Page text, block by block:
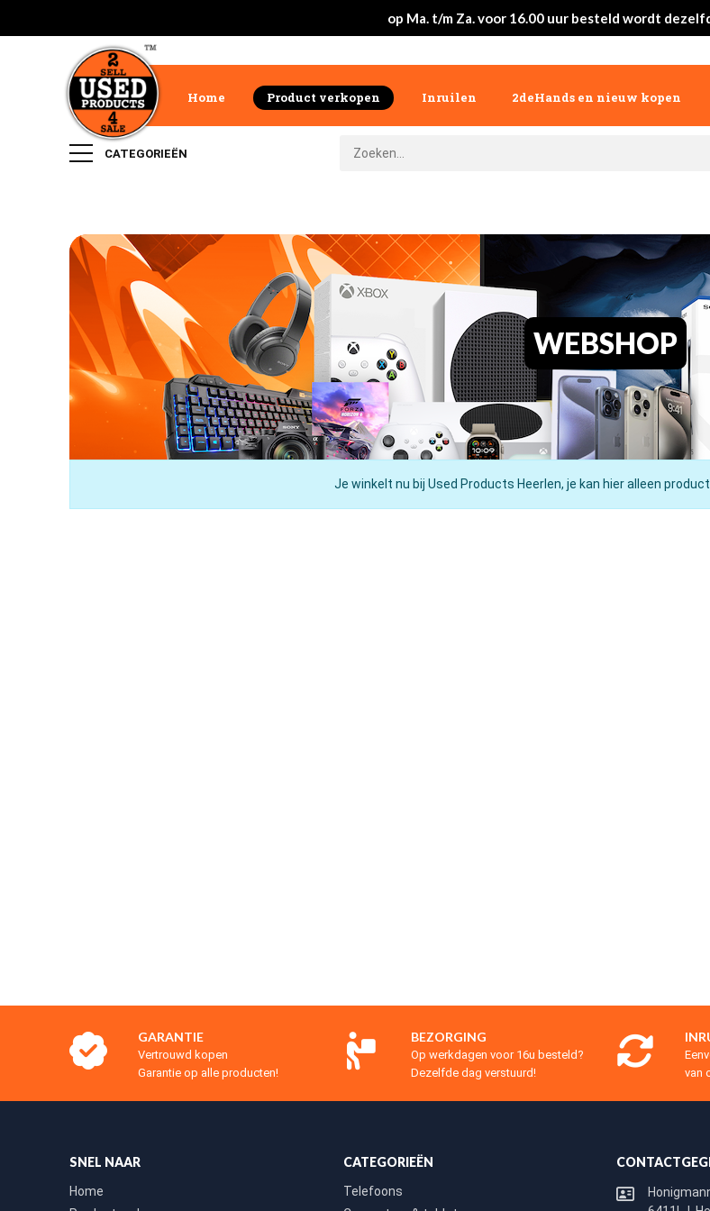
op Ma. t/m Za. voor 16.00 uur besteld wordt
Home Product verkopen Inruilen 2deHands en nieuw kopen
CATEGORIEËN
WEBSHOP
Je winkelt nu bij Used Products Heerlen, je kan hier alleen
GARANTIE
Vertrouwd kopen
Garantie op alle producten!
BEZORGING
Op werkdagen voor 16u besteld?
Dezelfde dag verstuurd!
van
SNEL NAAR
Home
CATEGORIEËN
Telefoons